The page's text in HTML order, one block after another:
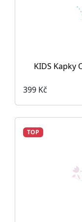
KIDS Kapky
399 Kč
TOP